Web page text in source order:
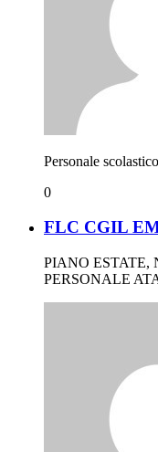
Personale scolastico
0
FLC CGIL
PIANO ESTATE,
PERSONALE